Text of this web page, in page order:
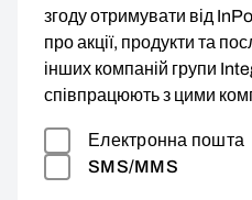
згоду отримувати від
про акції, продукти та
інших компаній групи
співпрацюють з цими
Електронна пошта
SMS/MMS